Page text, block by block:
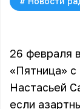
26 февраля
«Пятница»
Настасьей
если